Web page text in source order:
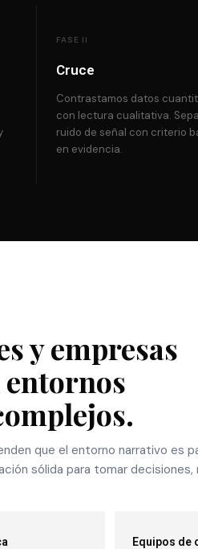
FASE II
Cruce
Contrastamos datos
con lectura cualitativa.
ruido de señal con criterio
en evidencia.
y empresas
entornos
que el entorno narrativo es
sólida para tomar decisiones,
Equipos de